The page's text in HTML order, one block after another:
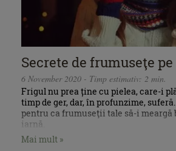
Secrete de frumuseţe
6 November 2020 - Timp estimativ: 2 min.
Frigul nu prea ține cu pielea, care-i
timp de ger, dar, în profunzime,
pentru ca frumuseţii tale să-i meargă
iarnă.
Mai mult »